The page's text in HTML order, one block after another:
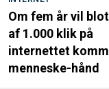
Om fem år vil
af 1.000 klik på
internettet
menneske-hånd